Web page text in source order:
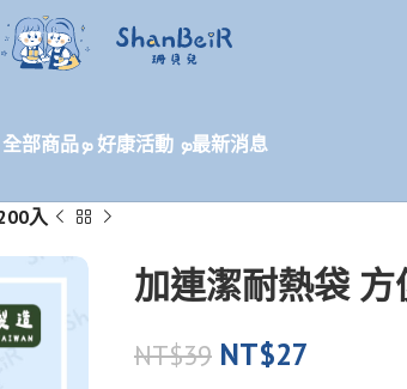
全部商品 ܤ 好康活動 ܤ最新消息
入
加連潔耐熱袋
NT$39 NT$27